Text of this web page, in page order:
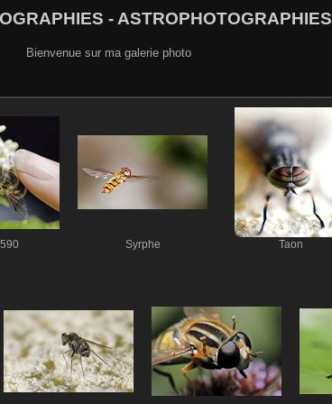
- ASTROPHOTOGRAPHIES
Bienvenue sur ma galerie photo
Syrphe Taon